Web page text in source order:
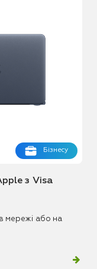
Бізнесу
з Visa
мережі або на